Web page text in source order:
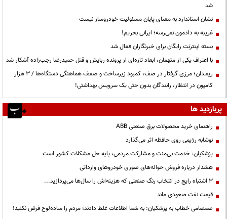
شد
نشان استاندارد به معنای پایان مسئولیت خودروساز نیست
غریبه به دادمون نمی‌رسه؛ ایرانی بخریم!
بسته اینترنت رایگان برای خبرنگاران فعال شد
با اعتراف یکی از متهمان، ابعاد تازه‌ای از پرونده ربایش و قتل حمیدرضا رجب‌زاده آشکار شد
ریمـدان؛ مرزی گرفتار در صف، کمبود زیرساخت و ضعف هماهنگی دستگاه‌ها / ۳ هزار
کامیون در انتظار، رانندگان بدون حتی یک سرویس بهداشتی!
پربازدید ها
راهنمای خرید محصولات برق صنعتی ABB
نوشابه رژیمی روی حافظه اثر می‌گذارد
پزشکیان: خدمت بی‌منت و مشارکت مردمی، پایه حل مشکلات کشور است
هشدار درباره فروش حواله‌های صوری خودروهای وارداتی
3 اشتباه رایج در انتخاب رنگ صنعتی که هزینه‌اش را سال‌ها می‌پردازید...
قیمت نفت صعودی ماند
صمصامی خطاب به پزشکیان: به شما اطلاعات غلط دادند؛ مردم را ساده‌لوح فرض نکنید!